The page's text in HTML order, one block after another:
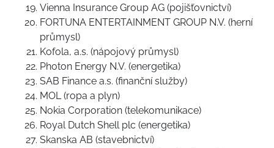
Vienna Insurance Group AG (pojišťovnictví)
FORTUNA ENTERTAINMENT GROUP N.V. (herní
průmysl)
Kofola, a.s. (nápojový průmysl)
Photon Energy N.V. (energetika)
SAB Finance a.s. (finanční služby)
MOL (ropa a plyn)
Nokia Corporation (telekomunikace)
Royal Dutch Shell plc (energetika)
Skanska AB (stavebnictví)